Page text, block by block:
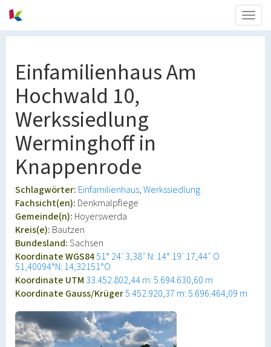
Einfamilienhaus Am
Hochwald 10,
Werkssiedlung
Werminghoff in
Knappenrode
Schlagwörter: Einfamilienhaus Werkssiedlung
Fachsicht(en): Denkmalpflege
Gemeinde(n): Hoyerswerda
Kreis(e): Bautzen
Bundesland:Sachsen
Koordinate WGS8451° 24′ 3,38″ N: 14° 19′ 17,44″ O
51,40094°N: 14,32151°O
Koordinate UTM 33.452.802,44 m: 5.694.630,60 m
Koordinate Gauss/Krüger5.452.920,37 m: 5.696.464,09 m